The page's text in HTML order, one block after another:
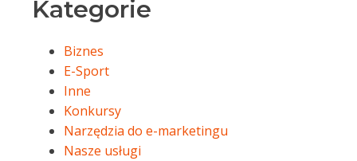
Kategorie
Biznes
E-Sport
Inne
Konkursy
Narzędzia do e-marketingu
Nasze usługi